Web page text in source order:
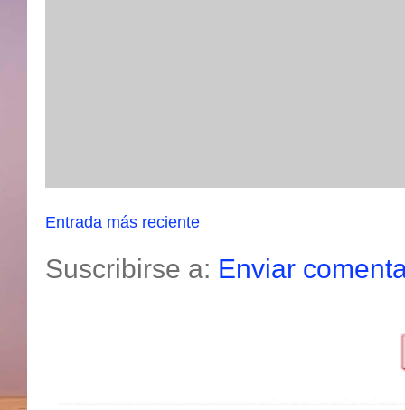
Entrada más reciente
Suscribirse a: Enviar